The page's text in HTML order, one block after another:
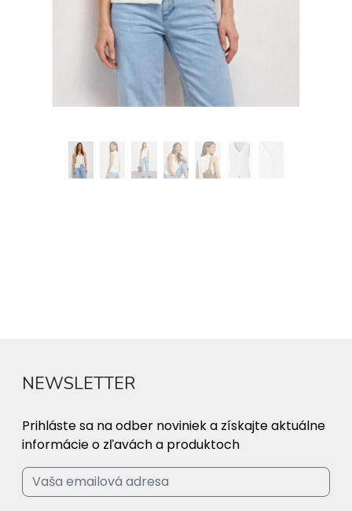
NEWSLETTER
Prihláste sa na odber noviniek a získajte aktuálne
informácie o zľavách a produktoch